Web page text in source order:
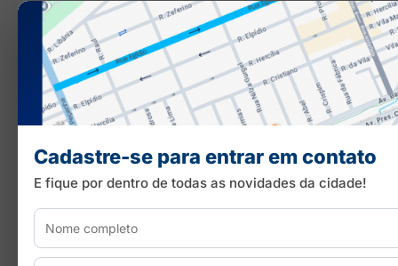
Cadastre-se para entrar em contato
E fique por dentro de todas as novidades da cidade!